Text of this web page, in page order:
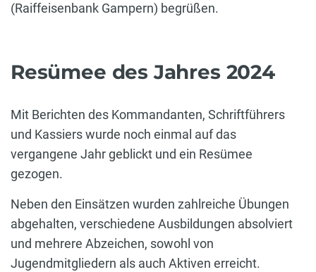
(Raiffeisenbank Gampern) begrüßen.
Resümee des Jahres 2024
Mit Berichten des Kommandanten, Schriftführers
und Kassiers wurde noch einmal auf das
vergangene Jahr geblickt und ein Resümee
gezogen.
Neben den Einsätzen wurden zahlreiche Übungen
abgehalten, verschiedene Ausbildungen absolviert
und mehrere Abzeichen, sowohl von
Jugendmitgliedern als auch Aktiven erreicht.